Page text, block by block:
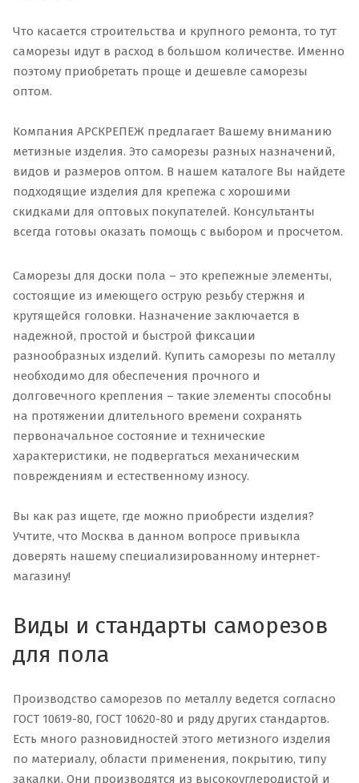
Что касается строительства и крупного ремонта, то тут
саморезы идут в расход в большом количестве. Именно
поэтому приобретать проще и дешевле саморезы
оптом.
Компания АРСКРЕПЕЖ предлагает Вашему вниманию
метизные изделия. Это саморезы разных назначений,
видов и размеров оптом. В нашем каталоге Вы найдете
подходящие изделия для крепежа с хорошими
скидками для оптовых покупателей. Консультанты
всегда готовы оказать помощь с выбором и просчетом.
Саморезы для доски пола – это крепежные элементы,
состоящие из имеющего острую резьбу стержня и
крутящейся головки. Назначение заключается в
надежной, простой и быстрой фиксации
разнообразных изделий. Купить саморезы по металлу
необходимо для обеспечения прочного и
долговечного крепления – такие элементы способны
на протяжении длительного времени сохранять
первоначальное состояние и технические
характеристики, не подвергаться механическим
повреждениям и естественному износу.
Вы как раз ищете, где можно приобрести изделия?
Учтите, что Москва в данном вопросе привыкла
доверять нашему специализированному интернет-
магазину!
Виды и стандарты саморезов
для пола
Производство саморезов по металлу ведется согласно
ГОСТ 10619-80, ГОСТ 10620-80 и ряду других стандартов.
Есть много разновидностей этого метизного изделия
по материалу, области применения, покрытию, типу
закалки. Они производятся из высокоуглеродистой и